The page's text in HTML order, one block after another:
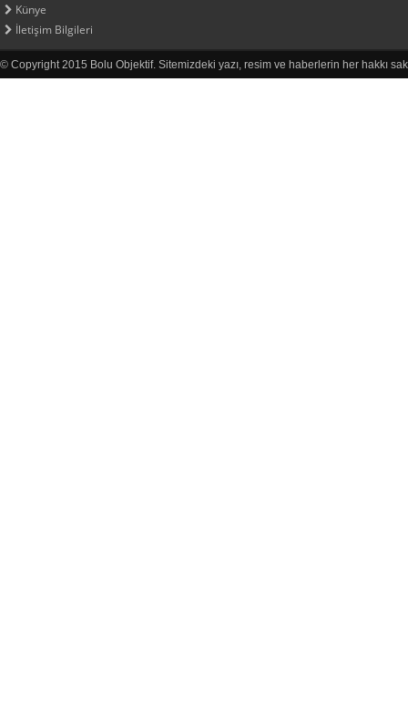
Künye
İletişim Bilgileri
© Copyright 2015 Bolu Objektif. Sitemizdeki yazı, resim ve haberlerin her hakkı